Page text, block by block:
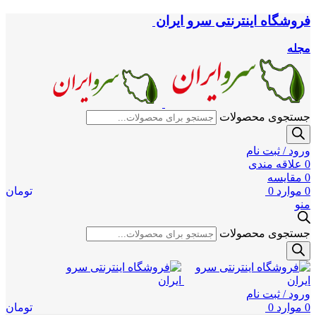
فروشگاه اینترنتی سرو ایران
مجله
جستجوی محصولات
ورود / ثبت نام
0 علاقه مندی
0 مقایسه
0 موارد 0
تومان
منو
جستجوی محصولات
ورود / ثبت نام
0 موارد 0 تومان